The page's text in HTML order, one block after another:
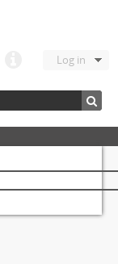
Log in